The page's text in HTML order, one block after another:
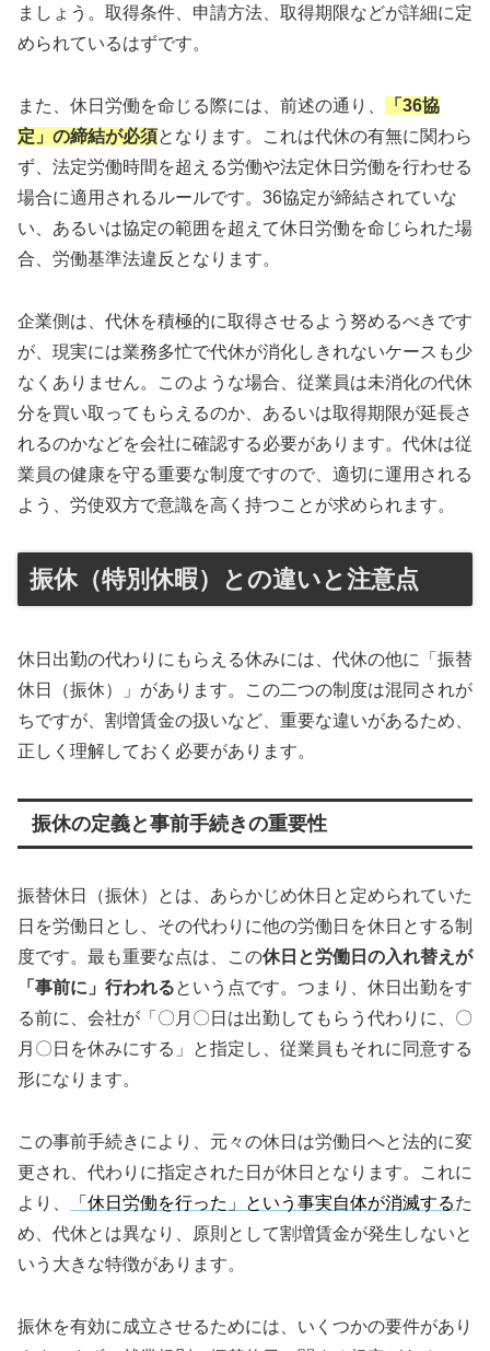
ましょう。取得条件、申請方法、取得期限などが詳細に定
められているはずです。
また、休日労働を命じる際には、前述の通り、
「36協
定」の締結が必須となります。これは代休の有無に関わら
ず、法定労働時間を超える労働や法定休日労働を行わせる
場合に適用されるルールです。36協定が締結されていな
い、あるいは協定の範囲を超えて休日労働を命じられた場
合、労働基準法違反となります。
企業側は、代休を積極的に取得させるよう努めるべきです
が、現実には業務多忙で代休が消化しきれないケースも少
なくありません。このような場合、従業員は未消化の代休
分を買い取ってもらえるのか、あるいは取得期限が延長さ
れるのかなどを会社に確認する必要があります。代休は従
業員の健康を守る重要な制度ですので、適切に運用される
よう、労使双方で意識を高く持つことが求められます。
振休（特別休暇）との違いと注意点
休日出勤の代わりにもらえる休みには、代休の他に「振替
休日（振休）」があります。この二つの制度は混同されが
ちですが、割増賃金の扱いなど、重要な違いがあるため、
正しく理解しておく必要があります。
振休の定義と事前手続きの重要性
振替休日（振休）とは、あらかじめ休日と定められていた
日を労働日とし、その代わりに他の労働日を休日とする制
度です。最も重要な点は、この休日と労働日の入れ替えが
「事前に」行われるという点です。つまり、休日出勤をす
る前に、会社が「〇月〇日は出勤してもらう代わりに、〇
月〇日を休みにする」と指定し、従業員もそれに同意する
形になります。
この事前手続きにより、元々の休日は労働日へと法的に変
更され、代わりに指定された日が休日となります。これに
より、
「休日労働を行った」という事実自体が消滅するた
め、代休とは異なり、原則として割増賃金が発生しないと
いう大きな特徴があります。
振休を有効に成立させるためには、いくつかの要件があり